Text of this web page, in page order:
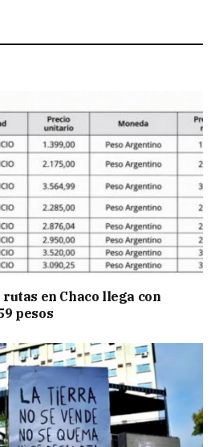
en Chaco llega con
pesos